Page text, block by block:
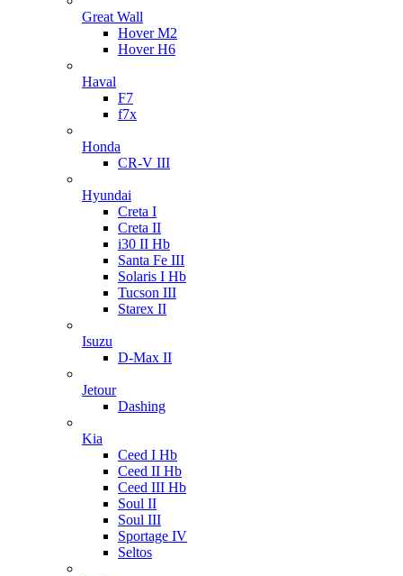
Great Wall
Hover M2
Hover H6
Haval
F7
f7x
Honda
CR-V III
Hyundai
Creta I
Creta II
i30 II Hb
Santa Fe III
Solaris I Hb
Tucson III
Starex II
Isuzu
D-Max II
Jetour
Dashing
Kia
Ceed I Hb
Ceed II Hb
Ceed III Hb
Soul II
Soul III
Sportage IV
Seltos